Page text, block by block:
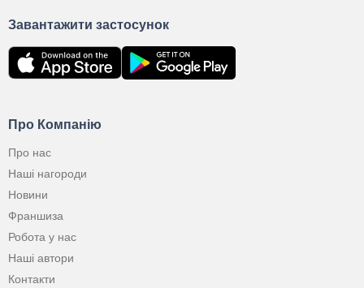
Про Компанію
Про нас
Наші нагороди
Новини
Франшиза
Робота у нас
Наші автори
Контакти
Завантажити застосунок